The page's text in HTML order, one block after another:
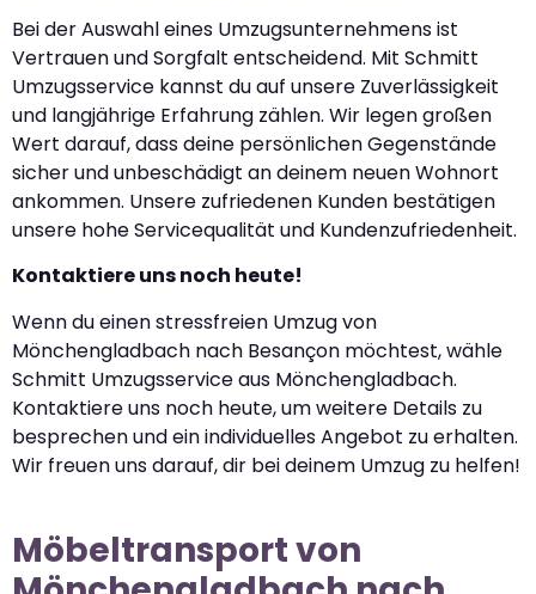
Bei der Auswahl eines Umzugsunternehmens ist
Vertrauen und Sorgfalt entscheidend. Mit Schmitt
Umzugsservice kannst du auf unsere Zuverlässigkeit
und langjährige Erfahrung zählen. Wir legen großen
Wert darauf, dass deine persönlichen Gegenstände
sicher und unbeschädigt an deinem neuen Wohnort
ankommen. Unsere zufriedenen Kunden bestätigen
unsere hohe Servicequalität und Kundenzufriedenheit.
Kontaktiere uns noch heute!
Wenn du einen stressfreien Umzug von
Mönchengladbach nach Besançon möchtest, wähle
Schmitt Umzugsservice aus Mönchengladbach.
Kontaktiere uns noch heute, um weitere Details zu
besprechen und ein individuelles Angebot zu erhalten.
Wir freuen uns darauf, dir bei deinem Umzug zu helfen!
Möbeltransport von